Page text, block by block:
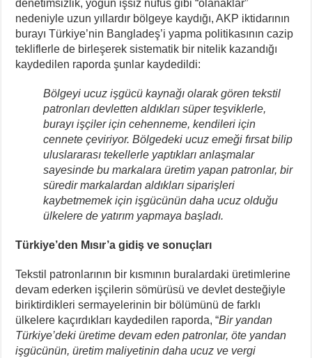
denetimsizlik, yoğun işsiz nüfus gibi “olanaklar”
nedeniyle uzun yıllardır bölgeye kaydığı, AKP iktidarının
burayı Türkiye’nin Bangladeş’i yapma politikasının cazip
tekliflerle de birleşerek sistematik bir nitelik kazandığı
kaydedilen raporda şunlar kaydedildi:
Bölgeyi ucuz işgücü kaynağı olarak gören tekstil
patronları devletten aldıkları süper teşviklerle,
burayı işçiler için cehenneme, kendileri için
cennete çeviriyor. Bölgedeki ucuz emeği fırsat bilip
uluslararası tekellerle yaptıkları anlaşmalar
sayesinde bu markalara üretim yapan patronlar, bir
süredir markalardan aldıkları siparişleri
kaybetmemek için işgücünün daha ucuz olduğu
ülkelere de yatırım yapmaya başladı.
Türkiye’den Mısır’a gidiş ve sonuçları
Tekstil patronlarının bir kısmının buralardaki üretimlerine
devam ederken işçilerin sömürüsü ve devlet desteğiyle
biriktirdikleri sermayelerinin bir bölümünü de farklı
ülkelere kaçırdıkları kaydedilen raporda, “Bir yandan
Türkiye’deki üretime devam eden patronlar, öte yandan
işgücünün, üretim maliyetinin daha ucuz ve vergi